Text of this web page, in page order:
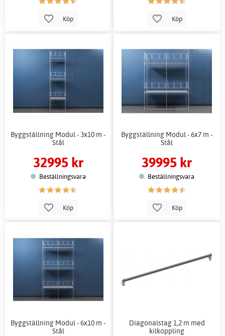
Köp Köp
Byggställning Modul - 3x10 m -
Stål
32995 kr
Beställningsvara
Köp
Byggställning Modul - 6x7 m -
Stål
39995 kr
Beställningsvara
Köp
Byggställning Modul - 6x10 m -
Stål
Diagonalstag 1,2 m med
kilkoppling